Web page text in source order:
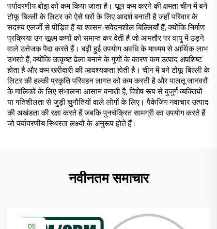
पर्यावरणीय बोझ को कम किया जाता है। धूल कम करने की क्षमता चीन में बने
टोफू बिल्ली के लिटर को ऐसे घरों के लिए आदर्श बनाती है जहाँ परिवार के
सदस्य एलर्जी से पीड़ित हैं या श्वसन-संवेदनशील बिल्लियाँ हैं, क्योंकि निर्माण
प्रक्रिया उन सूक्ष्म कणों को समाप्त कर देती है जो आमतौर पर वायु में उड़ने
वाले उत्तेजक पैदा करते हैं। बढ़ी हुई उपयोग अवधि के माध्यम से आर्थिक लाभ
उभरते हैं, क्योंकि उत्कृष्ट ढेला बनाने के गुणों के कारण कम उत्पाद अपशिष्ट
होता है और कम खरीदारी की आवश्यकता होती है। चीन में बने टोफू बिल्ली के
लिटर की हल्की प्रकृति परिवहन लागत को कम करती है और पालतू जानवरों
के मालिकों के लिए संभालना आसान बनाती है, विशेष रूप से बुजुर्ग व्यक्तियों
या गतिशीलता से जुड़ी चुनौतियों वाले लोगों के लिए। पैकेजिंग नवाचार उत्पाद
की अखंडता की रक्षा करते हैं जबकि पुनर्चक्रित सामग्री का उपयोग करते हैं
जो पर्यावरणीय स्थिरता लक्ष्यों के अनुरूप होते हैं।
नवीनतम समाचार
05